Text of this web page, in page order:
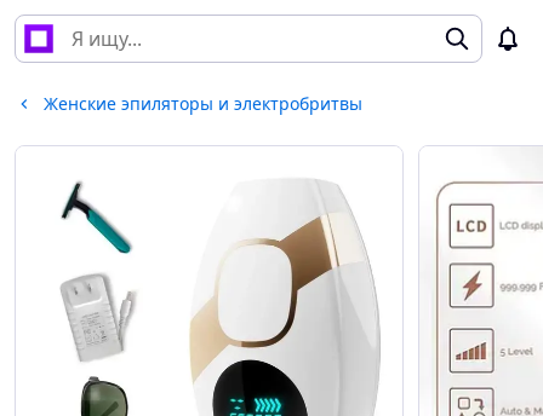
Женские эпиляторы и электробритвы